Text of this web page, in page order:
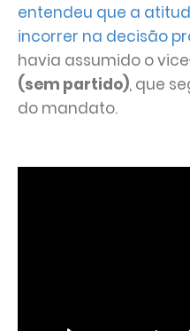
entendeu que a
incorrer na decisão
havia assumido o
(sem partido), que
do mandato.